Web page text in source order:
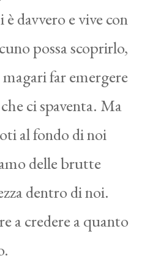
davvero e vive con
possa scoprirlo,
far emergere
ci spaventa. Ma
al fondo di noi
delle brutte
dentro di noi.
a credere a quanto